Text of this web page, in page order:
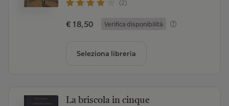
(2)
€ 18,50 Verifica disponibilità
Seleziona libreria
La briscola in cinque